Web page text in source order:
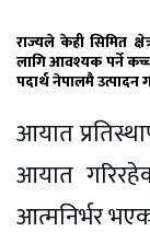
राज्यले केही सिमित
लागि आवश्यक पर्ने
पदार्थ नेपालमै
आयात
आयात
आत्मनिर्भर